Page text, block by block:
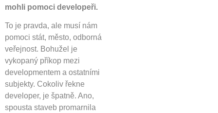
mohli pomoci developeři.
To je pravda, ale musí nám
pomoci stát, město, odborná
veřejnost. Bohužel je
vykopaný příkop mezi
developmentem a ostatními
subjekty. Cokoliv řekne
developer, je špatně. Ano,
spousta staveb promarnila